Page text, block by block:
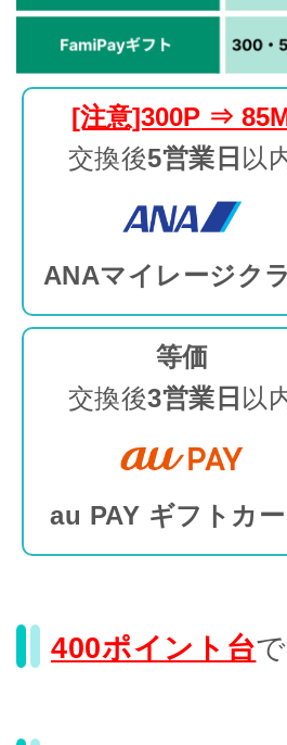
[注意]300P ⇒
交換後5営業日 以
ANAマイレージク
等価
交換後3営業日 以
au PAY ギフトカ
400ポイント台